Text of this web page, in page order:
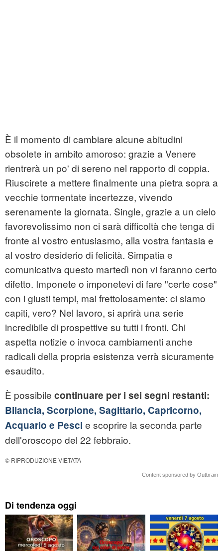
È il momento di cambiare alcune abitudini
obsolete in ambito amoroso: grazie a Venere
rientrerà un po' di sereno nel rapporto di coppia.
Riuscirete a mettere finalmente una pietra sopra a
vecchie tormentate incertezze, vivendo
serenamente la giornata. Single, grazie a un cielo
favorevolissimo non ci sarà difficoltà che tenga di
fronte al vostro entusiasmo, alla vostra fantasia e
al vostro desiderio di felicità. Simpatia e
comunicativa questo martedì non vi faranno certo
difetto. Imponete o imponetevi di fare "certe cose"
con i giusti tempi, mai frettolosamente: ci siamo
capiti, vero? Nel lavoro, si aprirà una serie
incredibile di prospettive su tutti i fronti. Chi
aspetta notizie o invoca cambiamenti anche
radicali della propria esistenza verrà sicuramente
esaudito.
È possibile continuare per i sei segni restanti:
Bilancia, Scorpione, Sagittario, Capricorno,
Acquario e Pesci e scoprire la seconda parte
dell'oroscopo del 22 febbraio.
© RIPRODUZIONE VIETATA
Content sponsored by Outbrain
Di tendenza oggi